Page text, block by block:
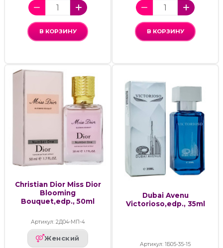
В КОРЗИНУ В КОРЗИНУ
Christian Dior Miss Dior
Blooming
Bouquet,edp., 50ml
Артикул: 2Д04-МП-4
Женский
Dubai Avenu
Victorioso,edp., 35ml
Артикул: 1Б05-35-15